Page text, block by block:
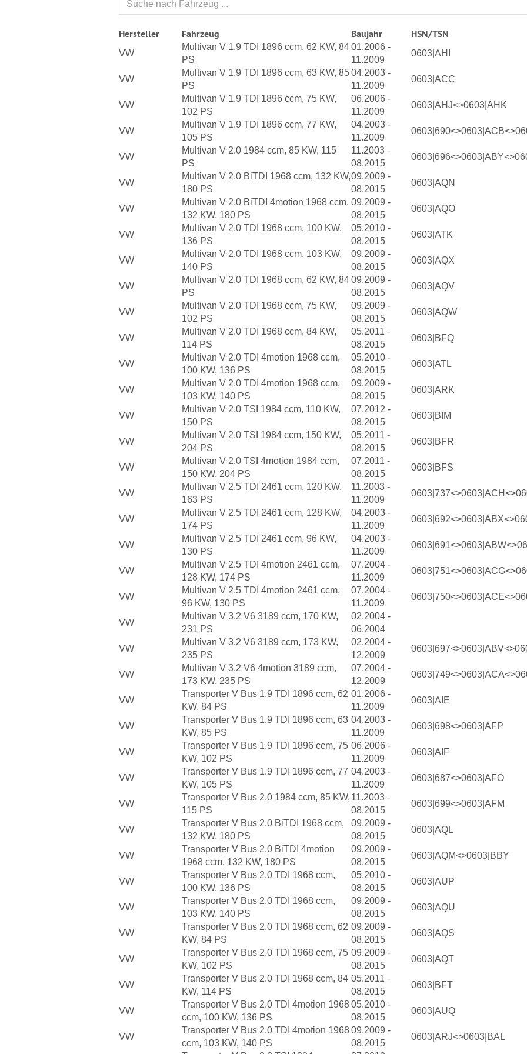
Hersteller Fahrzeug Baujahr HSN/TSN
VW
Multivan V 1.9 TDI 1896 ccm, 62 KW, 84
PS
01.2006 -
11.2009
0603|AHI
VW
Multivan V 1.9 TDI 1896 ccm, 63 KW, 85
PS
04.2003 -
11.2009
0603|ACC
VW
Multivan V 1.9 TDI 1896 ccm, 75 KW,
102 PS
06.2006 -
11.2009
0603|AHJ<>0603|AHK
VW
Multivan V 1.9 TDI 1896 ccm, 77 KW,
105 PS
04.2003 -
11.2009
VW
Multivan V 2.0 1984 ccm, 85 KW, 115
PS
11.2003 -
08.2015
VW
Multivan V 2.0 BiTDI 1968 ccm, 132 KW,
180 PS
09.2009 -
08.2015
0603|AQN
VW
Multivan V 2.0 BiTDI 4motion 1968 ccm,
132 KW, 180 PS
09.2009 -
08.2015
0603|AQO
VW
Multivan V 2.0 TDI 1968 ccm, 100 KW,
136 PS
05.2010 -
08.2015
0603|ATK
VW
Multivan V 2.0 TDI 1968 ccm, 103 KW,
140 PS
09.2009 -
08.2015
0603|AQX
VW
Multivan V 2.0 TDI 1968 ccm, 62 KW, 84
PS
09.2009 -
08.2015
0603|AQV
VW
Multivan V 2.0 TDI 1968 ccm, 75 KW,
102 PS
09.2009 -
08.2015
0603|AQW
VW
Multivan V 2.0 TDI 1968 ccm, 84 KW,
114 PS
05.2011 -
08.2015
0603|BFQ
VW
Multivan V 2.0 TDI 4motion 1968 ccm,
100 KW, 136 PS
05.2010 -
08.2015
0603|ATL
VW
Multivan V 2.0 TDI 4motion 1968 ccm,
103 KW, 140 PS
09.2009 -
08.2015
0603|ARK
VW
Multivan V 2.0 TSI 1984 ccm, 110 KW,
150 PS
07.2012 -
08.2015
0603|BIM
VW
Multivan V 2.0 TSI 1984 ccm, 150 KW,
204 PS
05.2011 -
08.2015
0603|BFR
VW
Multivan V 2.0 TSI 4motion 1984 ccm,
150 KW, 204 PS
07.2011 -
08.2015
0603|BFS
VW
Multivan V 2.5 TDI 2461 ccm, 120 KW,
163 PS
11.2003 -
11.2009
VW
Multivan V 2.5 TDI 2461 ccm, 128 KW,
174 PS
04.2003 -
11.2009
VW
Multivan V 2.5 TDI 2461 ccm, 96 KW,
130 PS
04.2003 -
11.2009
VW
Multivan V 2.5 TDI 4motion 2461 ccm,
128 KW, 174 PS
07.2004 -
11.2009
VW
Multivan V 2.5 TDI 4motion 2461 ccm,
96 KW, 130 PS
07.2004 -
11.2009
VW
Multivan V 3.2 V6 3189 ccm, 170 KW,
231 PS
02.2004 -
06.2004
VW
Multivan V 3.2 V6 3189 ccm, 173 KW,
235 PS
02.2004 -
12.2009
VW
Multivan V 3.2 V6 4motion 3189 ccm,
173 KW, 235 PS
07.2004 -
12.2009
VW
Transporter V Bus 1.9 TDI 1896 ccm, 62
KW, 84 PS
01.2006 -
11.2009
0603|AIE
VW
Transporter V Bus 1.9 TDI 1896 ccm, 63
KW, 85 PS
04.2003 -
11.2009
0603|698<>0603|AFP
VW
Transporter V Bus 1.9 TDI 1896 ccm, 75
KW, 102 PS
06.2006 -
11.2009
0603|AIF
VW
Transporter V Bus 1.9 TDI 1896 ccm, 77
KW, 105 PS
04.2003 -
11.2009
0603|687<>0603|AFO
VW
Transporter V Bus 2.0 1984 ccm, 85 KW,
115 PS
11.2003 -
08.2015
0603|699<>0603|AFM
VW
Transporter V Bus 2.0 BiTDI 1968 ccm,
132 KW, 180 PS
09.2009 -
08.2015
0603|AQL
VW
Transporter V Bus 2.0 BiTDI 4motion
1968 ccm, 132 KW, 180 PS
09.2009 -
08.2015
0603|AQM<>0603|BBY
VW
Transporter V Bus 2.0 TDI 1968 ccm,
100 KW, 136 PS
05.2010 -
08.2015
0603|AUP
VW
Transporter V Bus 2.0 TDI 1968 ccm,
103 KW, 140 PS
09.2009 -
08.2015
0603|AQU
VW
Transporter V Bus 2.0 TDI 1968 ccm, 62
KW, 84 PS
09.2009 -
08.2015
0603|AQS
VW
Transporter V Bus 2.0 TDI 1968 ccm, 75
KW, 102 PS
09.2009 -
08.2015
0603|AQT
VW
Transporter V Bus 2.0 TDI 1968 ccm, 84
KW, 114 PS
05.2011 -
08.2015
0603|BFT
VW
Transporter V Bus 2.0 TDI 4motion 1968
ccm, 100 KW, 136 PS
05.2010 -
08.2015
0603|AUQ
VW
Transporter V Bus 2.0 TDI 4motion 1968
ccm, 103 KW, 140 PS
09.2009 -
08.2015
0603|ARJ<>0603|BAL